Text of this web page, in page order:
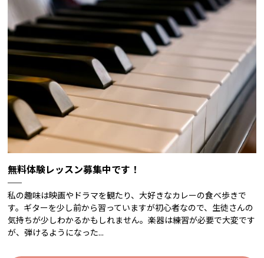
無料体験レッスン募集中です！
私の趣味は映画やドラマを観たり、大好きなカレーの食べ歩きで
す。ギターを少し前から習っていますが初心者なので、生徒さんの
気持ちが少しわかるかもしれません。楽器は練習が必要で大変です
が、弾けるようになった...